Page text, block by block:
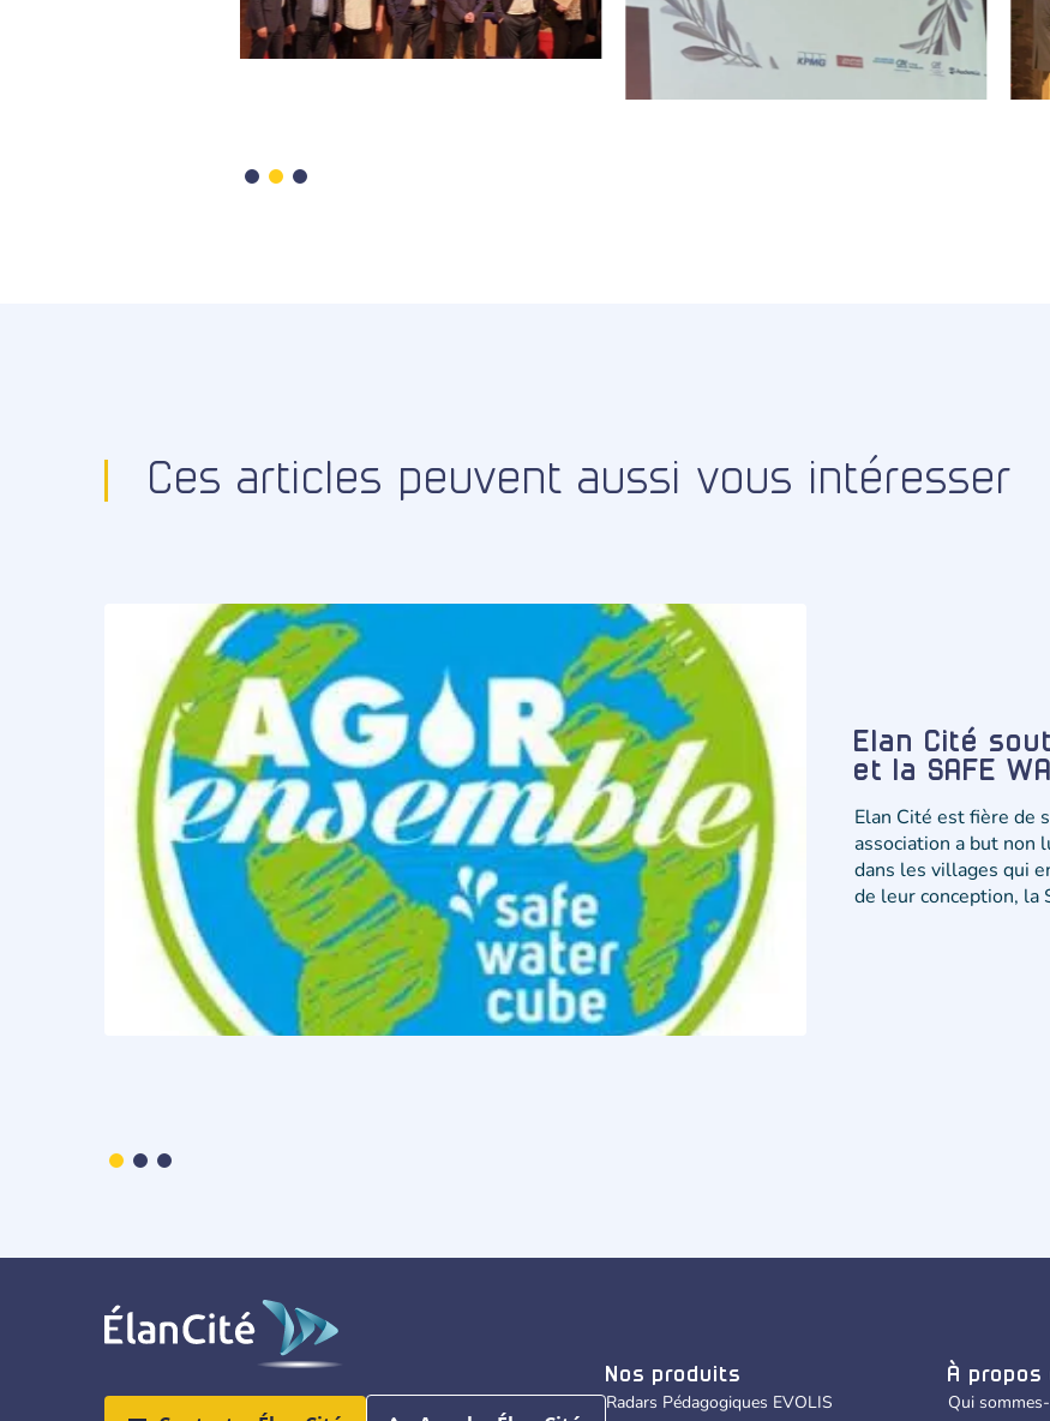
Ces articles peuvent aussi vous intéresser
Elan Cité
et la SAFE
Elan Cité est fière de
association a but non
dans les villages qui
de leur conception, la
Nos produits
Radars Pédagogiques EVOLIS
À propos
Qui